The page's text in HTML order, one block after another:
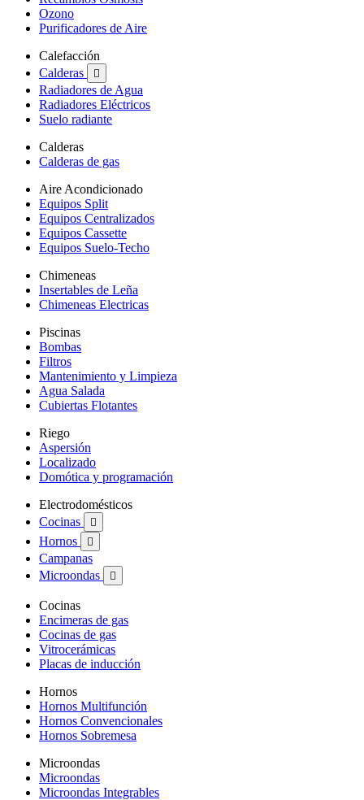
Ozono
Purificadores de Aire
Calefacción
Calderas

Radiadores de Agua
Radiadores Eléctricos
Suelo radiante
Calderas
Calderas de gas
Aire Acondicionado
Equipos Split
Equipos Centralizados
Equipos Cassette
Equipos Suelo-Techo
Chimeneas
Insertables de Leña
Chimeneas Electricas
Piscinas
Bombas
Filtros
Mantenimiento y Limpieza
Agua Salada
Cubiertas Flotantes
Riego
Aspersión
Localizado
Domótica y programación
Electrodomésticos
Cocinas

Hornos 
Campanas
Microondas

Cocinas
Encimeras de gas
Cocinas de gas
Vitrocerámicas
Placas de inducción
Hornos
Hornos Multifunción
Hornos Convencionales
Hornos Sobremesa
Microondas
Microondas
Microondas Integrables